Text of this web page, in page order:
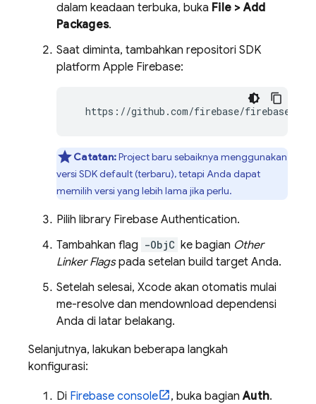
dalam keadaan terbuka, buka File > Add
Packages.
Saat diminta, tambahkan repositori SDK
platform Apple Firebase:
https://github.com/firebase/firebase-
Catatan:Project baru sebaiknya menggunakan
versi SDK default (terbaru), tetapi Anda dapat
memilih versi yang lebih lama jika perlu.
Pilih library Firebase Authentication.
Tambahkan flag -ObjC ke bagian Other
Linker Flagspada setelan build target Anda.
Setelah selesai, Xcode akan otomatis mulai
me-resolve dan mendownload dependensi
Anda di latar belakang.
Selanjutnya, lakukan beberapa langkah
konfigurasi:
Di Firebase console , buka bagianAuth.